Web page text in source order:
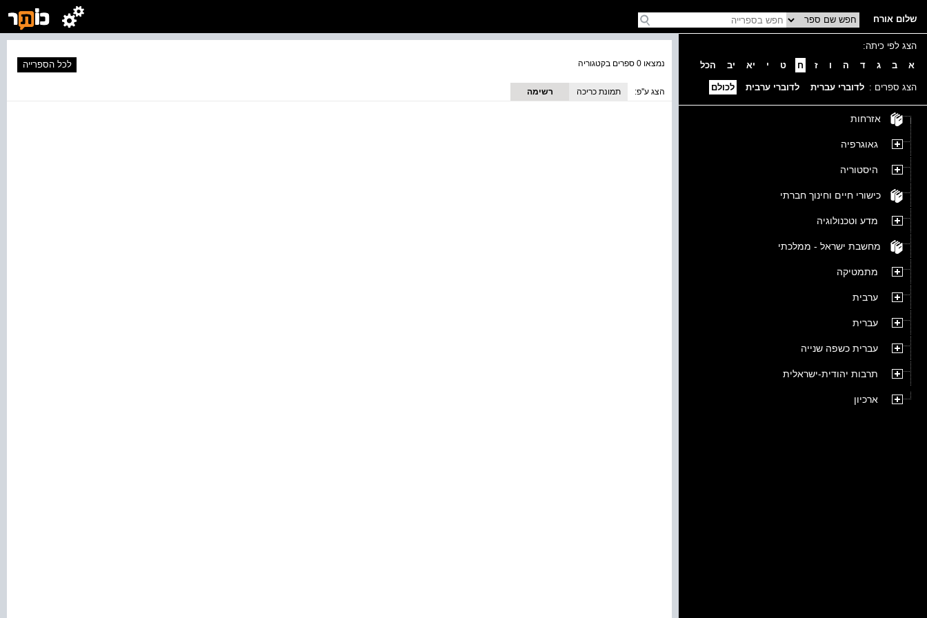
שלום אורח
הצג לפי כיתה:
א
ב ג ד ה ו ז ח ט י יא יב הכל
הצג ספרים : לדוברי עברית לדוברי ערבית לכולם
אזרחות
גאוגרפיה
היסטוריה
כישורי חיים וחינוך חברתי
מדע וטכנולוגיה
מחשבת ישראל - ממלכתי
מתמטיקה
ערבית
עברית
עברית כשפה שנייה
תרבות יהודית-ישראלית
ארכיון
נמצאו 0 ספרים בקטגוריה לכל הספרייה
הצג ע''פ: תמונת כריכה רשימה